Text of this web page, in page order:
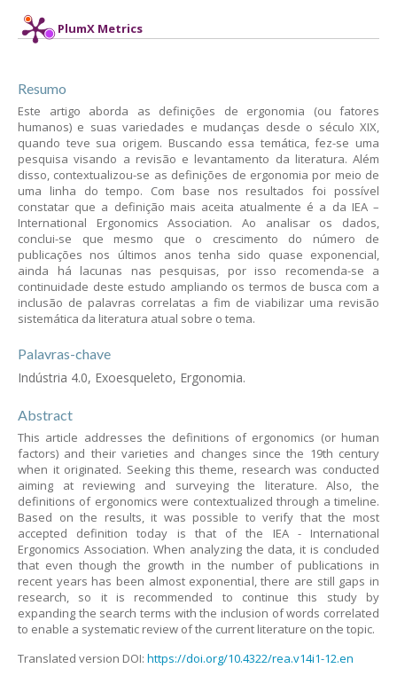
PlumX Metrics
Resumo
Este artigo aborda as definições de ergonomia (ou fatores
humanos) e suas variedades e mudanças desde o século XIX,
quando teve sua origem. Buscando essa temática, fez-se uma
pesquisa visando a revisão e levantamento da literatura. Além
disso, contextualizou-se as definições de ergonomia por meio de
uma linha do tempo. Com base nos resultados foi possível
constatar que a definição mais aceita atualmente é a da IEA –
International Ergonomics Association. Ao analisar os dados,
conclui-se que mesmo que o crescimento do número de
publicações nos últimos anos tenha sido quase exponencial,
ainda há lacunas nas pesquisas, por isso recomenda-se a
continuidade deste estudo ampliando os termos de busca com a
inclusão de palavras correlatas a fim de viabilizar uma revisão
sistemática da literatura atual sobre o tema.
Palavras-chave
Indústria 4.0, Exoesqueleto, Ergonomia.
Abstract
This article addresses the definitions of ergonomics (or human
factors) and their varieties and changes since the 19th century
when it originated. Seeking this theme, research was conducted
aiming at reviewing and surveying the literature. Also, the
definitions of ergonomics were contextualized through a timeline.
Based on the results, it was possible to verify that the most
accepted definition today is that of the IEA - International
Ergonomics Association. When analyzing the data, it is concluded
that even though the growth in the number of publications in
recent years has been almost exponential, there are still gaps in
research, so it is recommended to continue this study by
expanding the search terms with the inclusion of words correlated
to enable a systematic review of the current literature on the topic.
Translated version DOI: https://doi.org/10.4322/rea.v14i1-12.en